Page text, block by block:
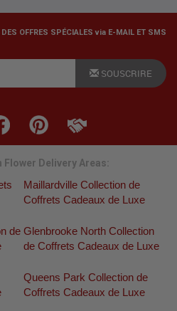
OFFRES SPÉCIALES via E-MAIL ET SMS
SOUSCRIRE
Flower Delivery Areas:
Maillardville Collection de
Coffrets Cadeaux de Luxe
de Glenbrooke North Collection
de Coffrets Cadeaux de Luxe
Queens Park Collection de
Coffrets Cadeaux de Luxe